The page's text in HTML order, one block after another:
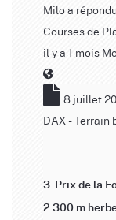
Miloa
Courses de
il y a 1 mois
8 juillet
DAX - Terrain
3. Prix de la
2.300 m